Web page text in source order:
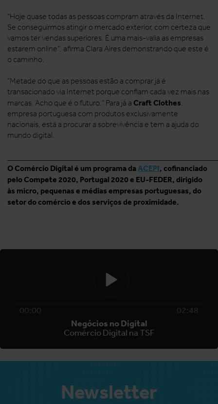
“Hoje quase todas as pessoas compram através da Internet.
Se conseguirmos atingir o mercado exterior, com certeza que
vamos ter vendas superiores. É uma mais-valia as empresas
estarem online”, afirma Clara Aires demonstrando que este é
o caminho.
“Metade do que as pessoas estão a comprar já é
transacionado via Internet porque confiam cada vez mais nas
marcas. Acho que é o futuro.” Para já a Craft Clothes,
empresa portuguesa com produtos exclusivamente
nacionais, está a procurar a sobrevivência e tem a ajuda do
mundo digital.
O Comércio Digital é um programa daACEPI, cofinanciado
pelo Compete 2020, Portugal 2020 e EU-FEDER, dirigido
às micro, pequenas e médias empresas portuguesas, do
setor do comércio e dos serviços de proximidade.
00:00 02:48
Negócios no Digital
Comércio Digital na TSF
Newsletter